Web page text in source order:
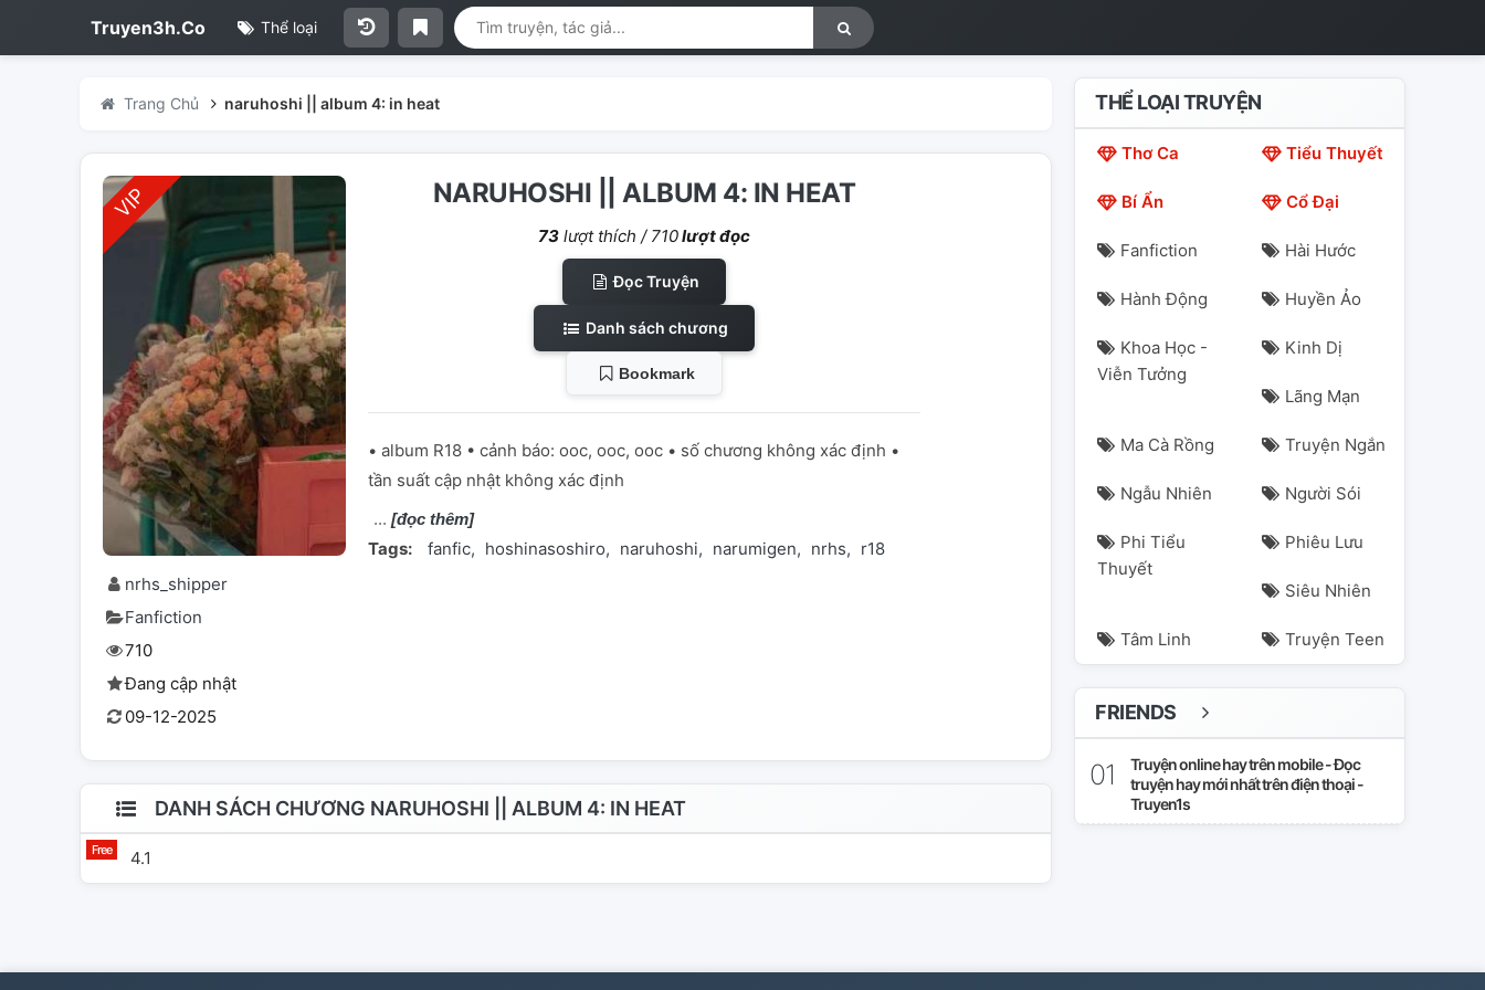
Truyen3h.Co Thể loại
Trang Chủ naruhoshi || album 4: in heat
nrhs_shipper
Fanfiction
710
Đang cập nhật
09-12-2025
NARUHOSHI || ALBUM 4: IN HEAT
73 lượt thích / 710lượt đọc
Đọc Truyện
Danh sách chương
Bookmark
• album R18 • cảnh báo: ooc, ooc, ooc • số chương không xác định •
tần suất cập nhật không xác định
[đọc thêm]
Tags: fanfic hoshinasoshiro naruhoshi narumigen nrhs r18
DANH SÁCH CHƯƠNG NARUHOSHI || ALBUM 4: IN HEAT
4.1
THỂ LOẠI TRUYỆN
Thơ Ca Tiểu Thuyết
Bí Ẩn Cổ Đại
Fanfiction Hài Hước
Hành Động Huyền Ảo
Khoa Học -
Viễn Tưởng
Kinh Dị
Lãng Mạn
Ma Cà Rồng Truyện Ngắn
Ngẫu Nhiên Người Sói
Phi Tiểu
Thuyết
Phiêu Lưu
Siêu Nhiên
Tâm Linh Truyện Teen
FRIENDS
Truyện online hay trên mobile - Đọc
truyện hay mới nhất trên điện thoại -
Truyen1s